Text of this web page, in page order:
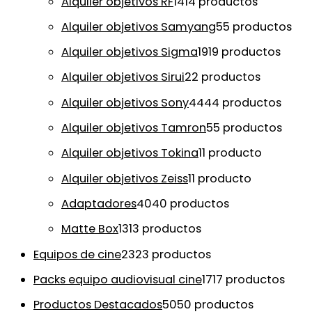
Alquiler objetivos Samyang55 productos
Alquiler objetivos Sigma1919 productos
Alquiler objetivos Sirui22 productos
Alquiler objetivos Sony4444 productos
Alquiler objetivos Tamron55 productos
Alquiler objetivos Tokina11 producto
Alquiler objetivos Zeiss11 producto
Adaptadores4040 productos
Matte Box1313 productos
Equipos de cine2323 productos
Packs equipo audiovisual cine1717 productos
Productos Destacados5050 productos